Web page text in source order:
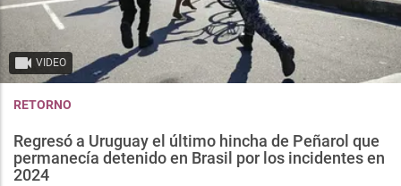
VIDEO
RETORNO
Regresó a Uruguay el último hincha de Peñarol que
permanecía detenido en Brasil por los incidentes en
2024